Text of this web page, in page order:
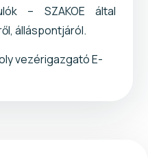
– SZAKOE által
álláspontjáról.
vezérigazgató E-